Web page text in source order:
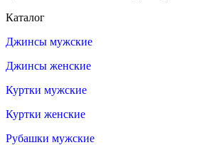
Каталог
Джинсы мужские
Джинсы женские
Куртки мужские
Куртки женские
Рубашки мужские